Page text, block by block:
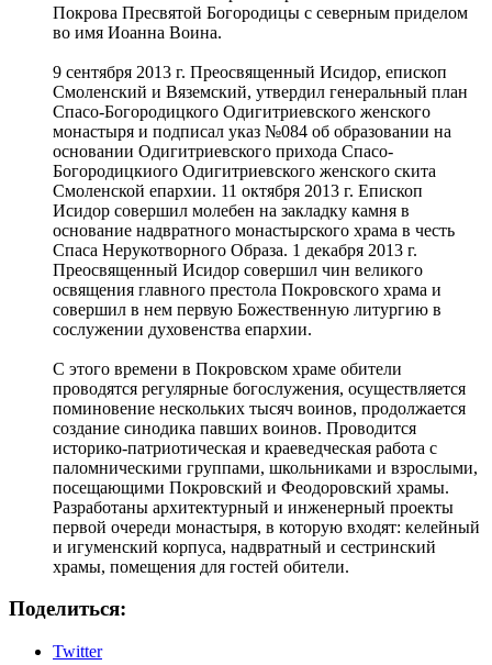
Покрова Пресвятой Богородицы с северным приделом
во имя Иоанна Воина.
9 сентября 2013 г. Преосвященный Исидор, епископ
Смоленский и Вяземский, утвердил генеральный план
Спасо-Богородицкого Одигитриевского женского
монастыря и подписал указ №084 об образовании на
основании Одигитриевского прихода Спасо-
Богородицкиого Одигитриевского женского скита
Смоленской епархии. 11 октября 2013 г. Епископ
Исидор совершил молебен на закладку камня в
основание надвратного монастырского храма в честь
Спаса Нерукотворного Образа. 1 декабря 2013 г.
Преосвященный Исидор совершил чин великого
освящения главного престола Покровского храма и
совершил в нем первую Божественную литургию в
сослужении духовенства епархии.
С этого времени в Покровском храме обители
проводятся регулярные богослужения, осуществляется
поминовение нескольких тысяч воинов, продолжается
создание синодика павших воинов. Проводится
историко-патриотическая и краеведческая работа с
паломническими группами, школьниками и взрослыми,
посещающими Покровский и Феодоровский храмы.
Разработаны архитектурный и инженерный проекты
первой очереди монастыря, в которую входят: келейный
и игуменский корпуса, надвратный и сестринский
храмы, помещения для гостей обители.
Поделиться:
Twitter